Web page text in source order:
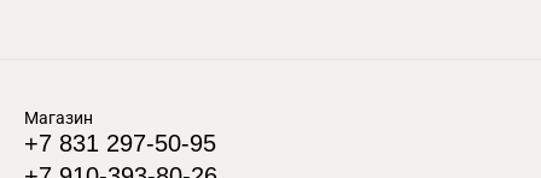
Магазин
+7 831 297-50-95